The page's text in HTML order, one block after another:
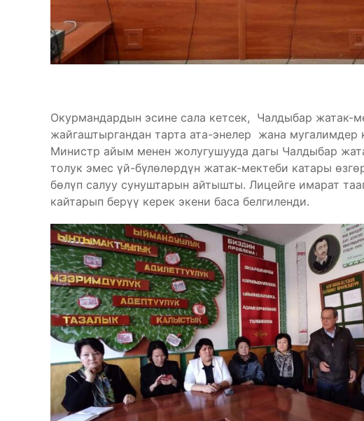
Окурмандардын эсине сала кетсек, Чалдыбар жатак-
жайгаштыргандан тарта ата-энелер жана мугалимдер
Министр айым менен жолугушууда дагы Чалдыбар
толук эмес үй-бүлөлөрдүн жатак-мектеби катары
бөлүп салуу сунуштарын айтышты. Лицейге имарат
кайтарып берүү керек экени баса белгиленди.